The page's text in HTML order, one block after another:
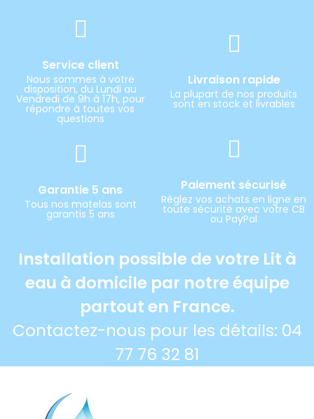
Service client
Nous sommes à votre
disposition, du Lundi au
Vendredi de 9h à 17h, pour
répondre à toutes vos
questions
Livraison rapide
La plupart de nos produits
sont en stock et livrables
Garantie 5 ans
Tous nos matelas sont
garantis 5 ans
Paiement sécurisé
Réglez vos achats en ligne en
toute sécurité avec votre CB
ou PayPal
Installation possible de votre Lit à
eau à domicile par notre équipe
partout en France.
Contactez-nous pour les détails: 04
77 76 32 81